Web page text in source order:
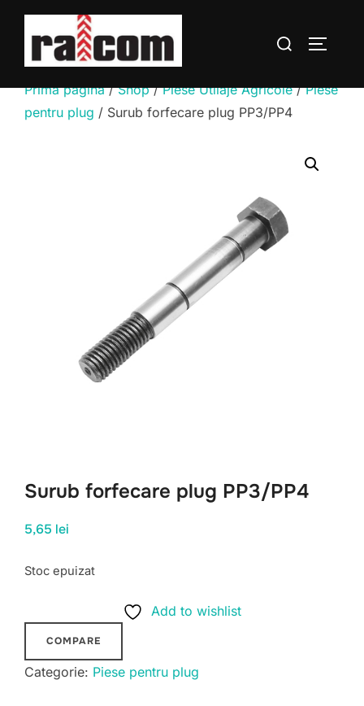
conținut
Caută
Prima pagină/Shop/Piese Utilaje Agricole/Piese
pentru plug / Surub forfecare plug PP3/PP4
Surub forfecare plug PP3/PP4
5,65 lei
Stoc epuizat
Add to wishlist
COMPARE
Categorie: Piese pentru plug